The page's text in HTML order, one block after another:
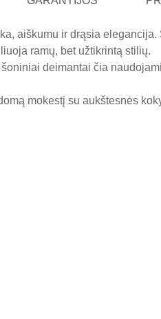
aiškumu ir drąsia
ramų, bet užtikrintą stilių.
deimantai čia
mokestį su aukštesnės